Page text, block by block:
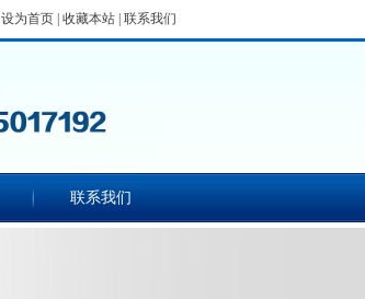
设为首页 收藏本站 联系我们
联系我们